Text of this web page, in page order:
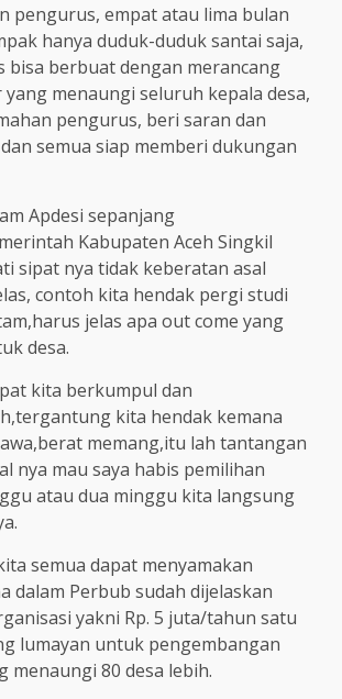
pengurus, empat atau lima bulan
hanya duduk-duduk santai saja,
bisa berbuat dengan merancang
menaungi seluruh kepala desa,
pengurus, beri saran dan
semua siap memberi dukungan
Apdesi sepanjang
Kabupaten Aceh Singkil
sipat nya tidak keberatan asal
contoh kita hendak pergi studi
jelas apa out come yang
desa.
kita berkumpul dan
kita hendak kemana
memang,itu lah tantangan
nya mau saya habis pemilihan
atau dua minggu kita langsung
semua dapat menyamakan
dalam Perbub sudah dijelaskan
yakni Rp. 5 juta/tahun satu
lumayan untuk pengembangan
menaungi 80 desa lebih.